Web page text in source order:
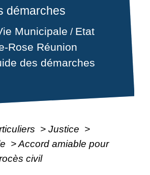
démarches
Municipale / Etat
Rose Réunion
des démarches
> Justice >
>Accord amiable pour
civil